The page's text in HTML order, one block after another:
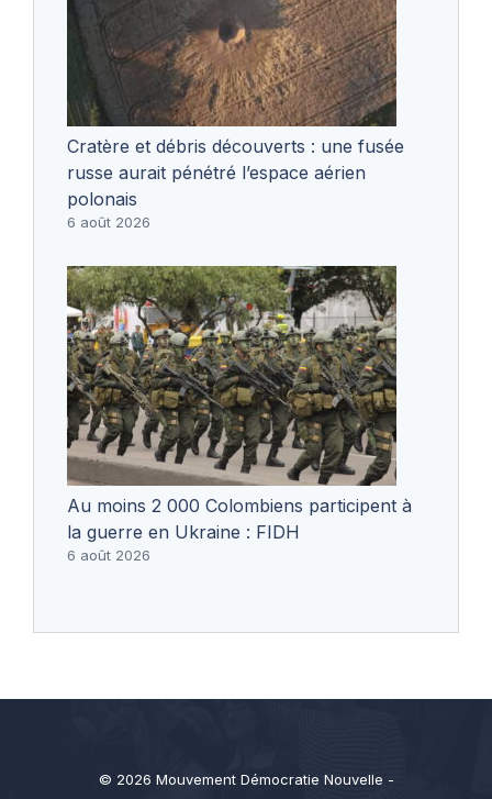
Cratère et débris découverts : une fusée
russe aurait pénétré l’espace aérien
polonais
6 août 2026
Au moins 2 000 Colombiens participent à
la guerre en Ukraine : FIDH
6 août 2026
© 2026 Mouvement Démocratie Nouvelle -